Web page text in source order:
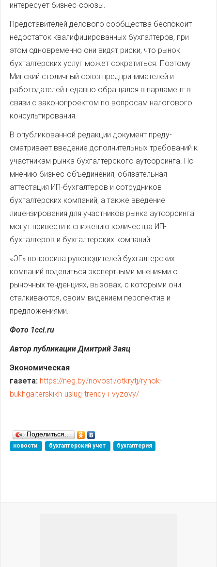
интересует бизнес-союзы.
Представителей делового сообщества беспокоит
недостаток квалифицированных бухгалтеров, при
этом одновременно они видят риски, что рынок
бухгалтерских услуг может сократиться. Поэтому
Минский столичный союз предпринимателей и
работодателей недавно обращался в парламент в
связи с законопроектом по вопросам налогового
консультирования.
В опубликованной редакции документ преду­
сматривает введение дополнительных требований к
участникам рынка бухгалтерского аутсорсинга. По
мнению бизнес-объ­единения, обязательная
аттестация ИП-бухгалтеров и сотрудников
бухгалтерских компаний, а также введение
лицензирования для участников рынка аутсорсинга
могут привести к снижению количества ИП-
бухгалтеров и бухгалтерских компаний.
«ЭГ» попросила руководителей бухгалтерских
компаний поделиться экспертными мнениями о
рыночных тенденциях, вызовах, с которыми они
сталкиваются, своим видением перспектив и
предложениями.
Фото 1ccl.ru
Автор публикации Дмитрий Заяц
Экономическая
газета: https://neg.by/novosti/otkrytj/rynok-
bukhgalterskikh-uslug-trendy-i-vyzovy/
Поделиться…
новости бухгалтерский учет бухгалтерия